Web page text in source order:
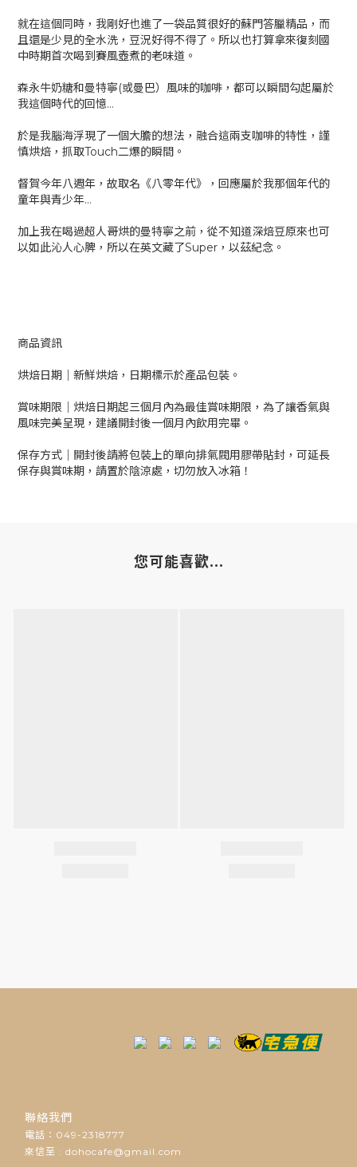
就在這個同時，我剛好也進了一袋品質很好的蘇門答臘精品，而
且還是少見的全水洗，豆況好得不得了。所以也打算拿來復刻國
中時期首次喝到賽風壺煮的老味道。
森永牛奶糖和曼特寧(或曼巴）風味的咖啡，都可以瞬間勾起屬於
我這個時代的回憶…
於是我腦海浮現了一個大膽的想法，融合這兩支咖啡的特性，謹
慎烘焙，抓取Touch二爆的瞬間。
督賀今年八週年，故取名《八零年代》，回應屬於我那個年代的
童年與青少年…
加上我在喝過超人哥烘的曼特寧之前，從不知道深焙豆原來也可
以如此沁人心脾，所以在英文藏了Super，以茲紀念。
商品資訊
烘焙日期｜新鮮烘焙，日期標示於產品包裝。
賞味期限｜烘焙日期起三個月內為最佳賞味期限，為了讓香氣與
風味完美呈現，建議開封後一個月內飲用完畢。
保存方式｜開封後請將包裝上的單向排氣閥用膠帶貼封，可延長
保存與賞味期，請置於陰涼處，切勿放入冰箱！
您可能喜歡...
聯絡我們
電話：049-2318777
來信至 : dohocafe@gmail.com